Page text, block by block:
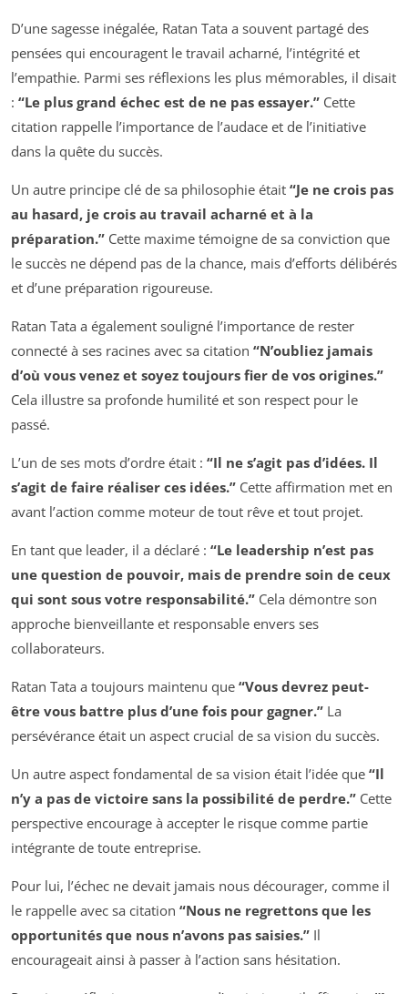
D’une sagesse inégalée, Ratan Tata a souvent partagé des
pensées qui encouragent le travail acharné, l’intégrité et
l’empathie. Parmi ses réflexions les plus mémorables, il disait
: “Le plus grand échec est de ne pas essayer.” Cette
citation rappelle l’importance de l’audace et de l’initiative
dans la quête du succès.
Un autre principe clé de sa philosophie était “Je ne crois pas
au hasard, je crois au travail acharné et à la
préparation.” Cette maxime témoigne de sa conviction que
le succès ne dépend pas de la chance, mais d’efforts délibérés
et d’une préparation rigoureuse.
Ratan Tata a également souligné l’importance de rester
connecté à ses racines avec sa citation “N’oubliez jamais
d’où vous venez et soyez toujours fier de vos origines.”
Cela illustre sa profonde humilité et son respect pour le
passé.
L’un de ses mots d’ordre était : “Il ne s’agit pas d’idées. Il
s’agit de faire réaliser ces idées.” Cette affirmation met en
avant l’action comme moteur de tout rêve et tout projet.
En tant que leader, il a déclaré : “Le leadership n’est pas
une question de pouvoir, mais de prendre soin de ceux
qui sont sous votre responsabilité.” Cela démontre son
approche bienveillante et responsable envers ses
collaborateurs.
Ratan Tata a toujours maintenu que “Vous devrez peut-
être vous battre plus d’une fois pour gagner.” La
persévérance était un aspect crucial de sa vision du succès.
Un autre aspect fondamental de sa vision était l’idée que “Il
n’y a pas de victoire sans la possibilité de perdre.” Cette
perspective encourage à accepter le risque comme partie
intégrante de toute entreprise.
Pour lui, l’échec ne devait jamais nous décourager, comme il
le rappelle avec sa citation “Nous ne regrettons que les
opportunités que nous n’avons pas saisies.” Il
encourageait ainsi à passer à l’action sans hésitation.